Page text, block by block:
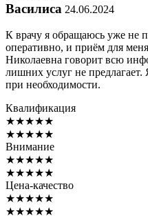
Василиса 24.06.2024
К врачу я обращаюсь уже не
оперативно, и приём для
Николаевна говорит всю
лишних услуг не
при необходимости.
Квалификация
★★★★★
★★★★★
Внимание
★★★★★
★★★★★
Цена-качество
★★★★★
★★★★★